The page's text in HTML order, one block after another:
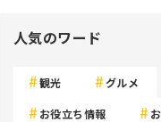
人気のワード
観光 グルメ
お役立ち情報